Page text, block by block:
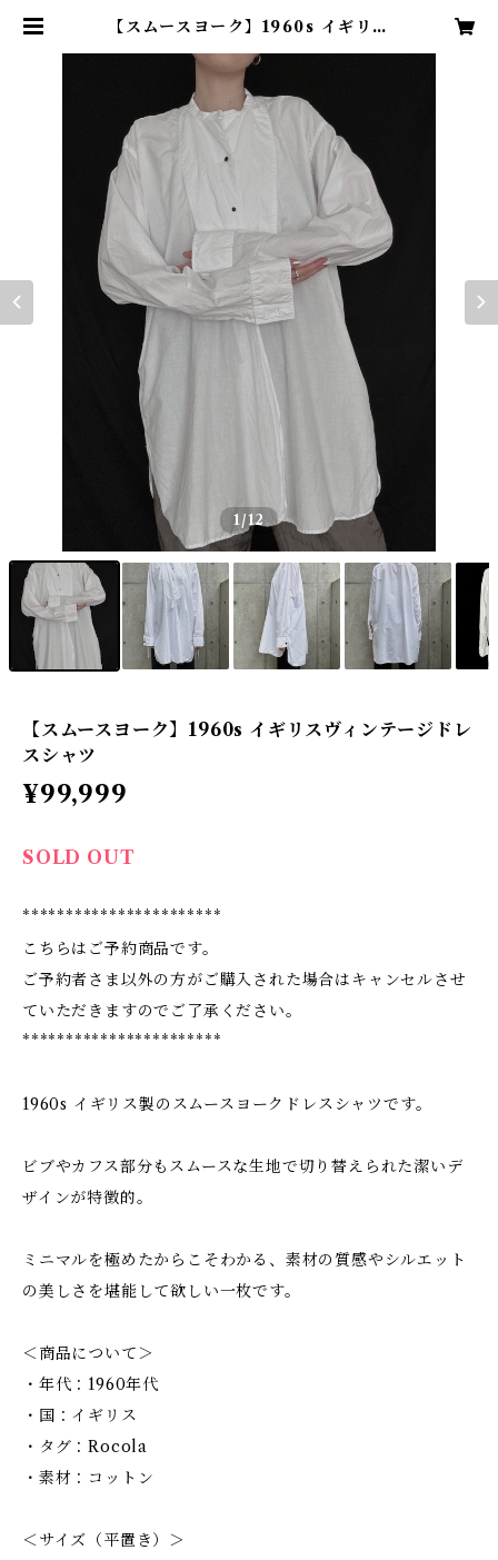
【スムースヨーク】1960s イギリス
vintage
1/12
【スムースヨーク】1960s イギリスヴィンテージドレ
スシャツ
¥99,999
SOLD OUT
***********************
こちらはご予約商品です。
ご予約者さま以外の方がご購入された場合はキャンセルさせ
ていただきますのでご了承ください。
***********************
1960s イギリス製のスムースヨークドレスシャツです。
ビブやカフス部分もスムースな生地で切り替えられた潔いデ
ザインが特徴的。
ミニマルを極めたからこそわかる、素材の質感やシルエット
の美しさを堪能して欲しい一枚です。
＜商品について＞
・年代：1960年代
・国：イギリス
・タグ：Rocola
・素材：コットン
＜サイズ（平置き）＞